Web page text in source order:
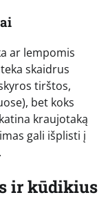
ar lempomis
skaidrus
tirštos,
bet koks
kraujotaką
gali išplisti į
ir kūdikius